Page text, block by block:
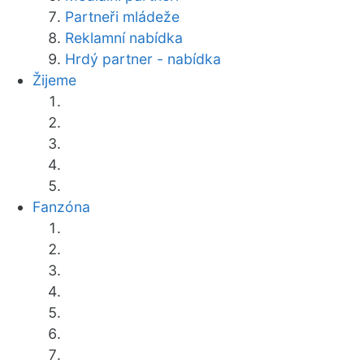
Partneři mládeže
Reklamní nabídka
Hrdý partner - nabídka
Žijeme
Fanzóna